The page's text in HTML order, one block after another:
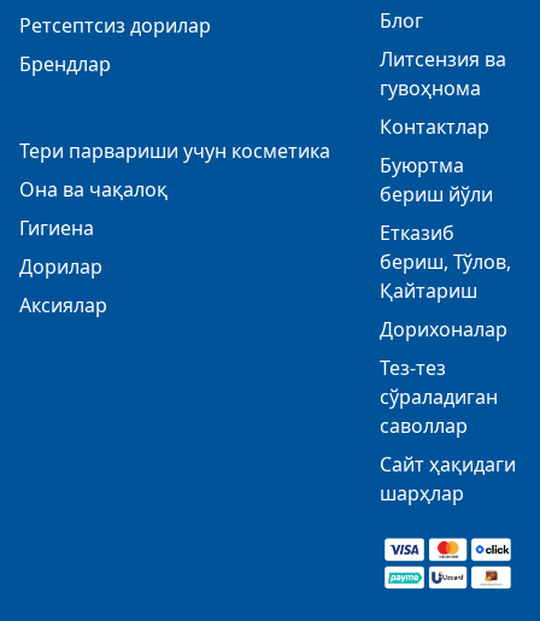
Ретсептсиз дорилар
Брендлар
Тери парвариши учун косметика
Она ва чақалоқ
Гигиена
Дорилар
Аксиялар
Блог
Литсензия ва
гувоҳнома
Контактлар
Буюртма
бериш йўли
Етказиб
бериш, Тўлов,
Қайтариш
Дорихоналар
Тез-тез
сўраладиган
саволлар
Сайт ҳақидаги
шарҳлар